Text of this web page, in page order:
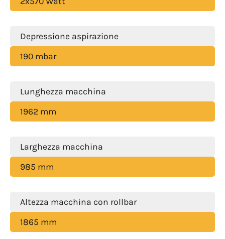
Depressione aspirazione
190 mbar
Lunghezza macchina
1962 mm
Larghezza macchina
985 mm
Altezza macchina con rollbar
1865 mm